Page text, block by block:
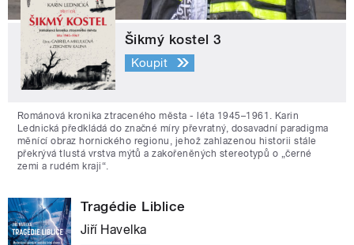
Šikmý kostel 3
Koupit
Románová kronika ztraceného města - léta 1945–1961. Karin
Lednická předkládá do značné míry převratný, dosavadní paradigma
měnící obraz hornického regionu, jehož zahlazenou historii stále
překrývá tlustá vrstva mýtů a zakořeněných stereotypů o „černé
zemi a rudém kraji“.
Tragédie Liblice
Jiří Havelka